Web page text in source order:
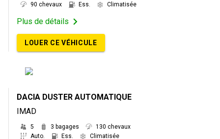
90 chevaux
Ess. Climatisée
Plus de détails
LOUER CE VÉHICULE
DACIA DUSTER AUTOMATIQUE
IMAD
5 3 bagages
130 chevaux
Auto.
Ess. Climatisée